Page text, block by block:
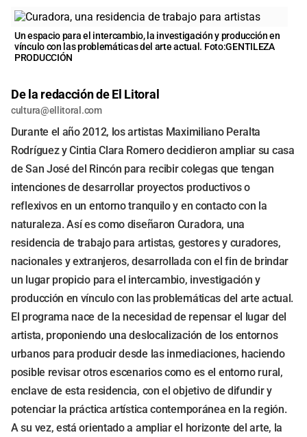
Un espacio para el intercambio, la investigación y producción en
vínculo con las problemáticas del arte actual. Foto:GENTILEZA
PRODUCCIÓN
De la redacción de El Litoral
cultura@ellitoral.com
Durante el año 2012, los artistas Maximiliano Peralta
Rodríguez y Cintia Clara Romero decidieron ampliar su casa
de San José del Rincón para recibir colegas que tengan
intenciones de desarrollar proyectos productivos o
reflexivos en un entorno tranquilo y en contacto con la
naturaleza. Así es como diseñaron Curadora, una
residencia de trabajo para artistas, gestores y curadores,
nacionales y extranjeros, desarrollada con el fin de brindar
un lugar propicio para el intercambio, investigación y
producción en vínculo con las problemáticas del arte actual.
El programa nace de la necesidad de repensar el lugar del
artista, proponiendo una deslocalización de los entornos
urbanos para producir desde las inmediaciones, haciendo
posible revisar otros escenarios como es el entorno rural,
enclave de esta residencia, con el objetivo de difundir y
potenciar la práctica artística contemporánea en la región.
A su vez, está orientado a ampliar el horizonte del arte, la